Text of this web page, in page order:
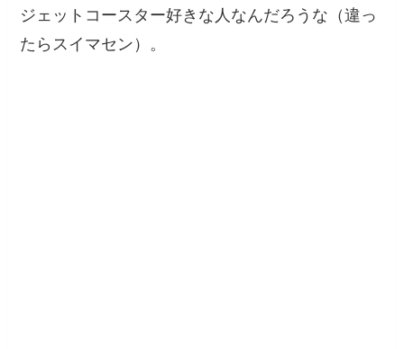
ジェットコースター好きな人なんだろうな（違っ
たらスイマセン）。